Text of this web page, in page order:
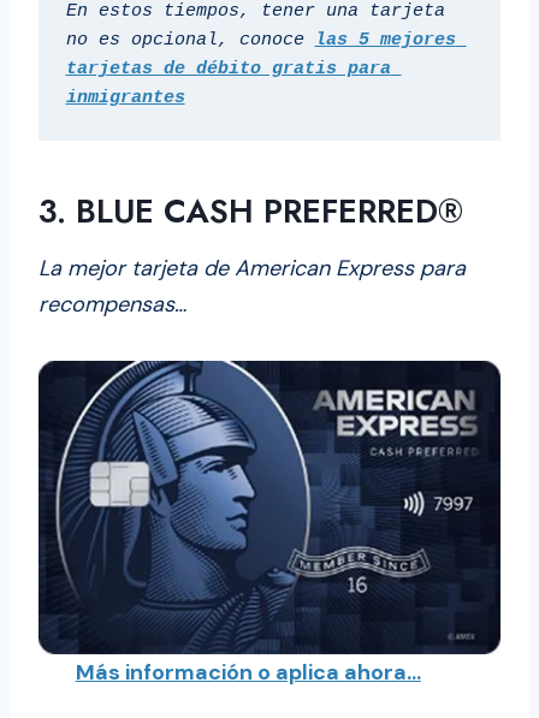
En estos tiempos, tener una tarjeta
no es opcional, conoce las 5 mejores
tarjetas de débito gratis para
inmigrantes
3. BLUE CASH PREFERRED®
La mejor tarjeta de American Express para
recompensas…
Más información o aplica ahora…